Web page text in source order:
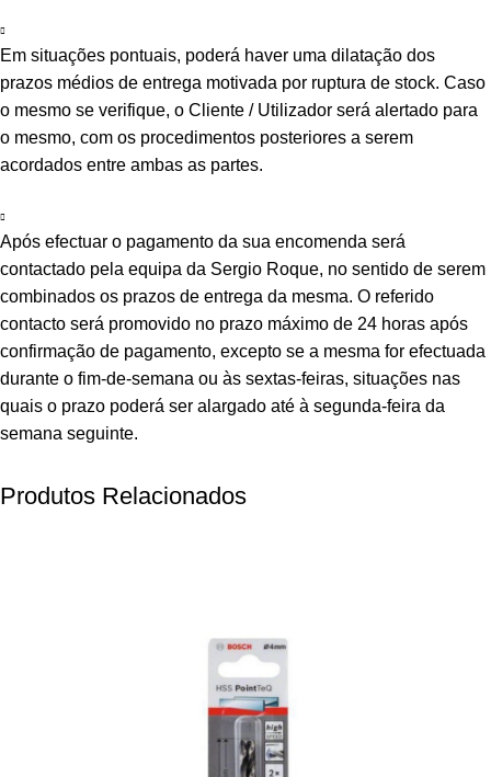
Em situações pontuais, poderá haver uma dilatação dos
prazos médios de entrega motivada por ruptura de stock. Caso
o mesmo se verifique, o Cliente / Utilizador será alertado para
o mesmo, com os procedimentos posteriores a serem
acordados entre ambas as partes.
Após efectuar o pagamento da sua encomenda será
contactado pela equipa da Sergio Roque, no sentido de serem
combinados os prazos de entrega da mesma. O referido
contacto será promovido no prazo máximo de 24 horas após
confirmação de pagamento, excepto se a mesma for efectuada
durante o fim-de-semana ou às sextas-feiras, situações nas
quais o prazo poderá ser alargado até à segunda-feira da
semana seguinte.
Produtos Relacionados